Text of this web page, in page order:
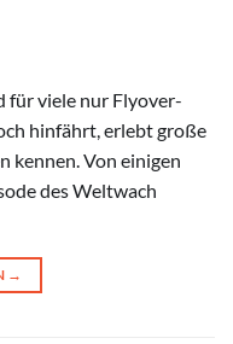
für viele nur Flyover-
hinfährt, erlebt große
kennen. Von einigen
des Weltwach
→